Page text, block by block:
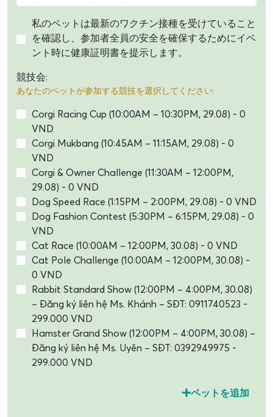
私のペットは最新のワクチン接種を受けていること
を確認し、参加者全員の安全を確保するためにイベ
ント時に健康証明書を提示します。
競技会:
あなたのペットが参加する競技を選択してください:
Corgi Racing Cup (10:00AM – 10:30PM, 29.08) - 0
VND
Corgi Mukbang (10:45AM – 11:15AM, 29.08) - 0
VND
Corgi & Owner Challenge (11:30AM – 12:00PM,
29.08) - 0 VND
Dog Speed Race (1:15PM – 2:00PM, 29.08) - 0 VND
Dog Fashion Contest (5:30PM – 6:15PM, 29.08) - 0
VND
Cat Race (10:00AM – 12:00PM, 30.08) - 0 VND
Cat Pole Challenge (10:00AM – 12:00PM, 30.08) -
0 VND
Rabbit Standard Show (12:00PM – 4:00PM, 30.08)
– Đăng ký liên hệ Ms. Khánh – SĐT: 0911740523 -
299.000 VND
Hamster Grand Show (12:00PM – 4:00PM, 30.08) –
Đăng ký liên hệ Ms. Uyên – SĐT: 0392949975 -
299.000 VND
ペットを追加